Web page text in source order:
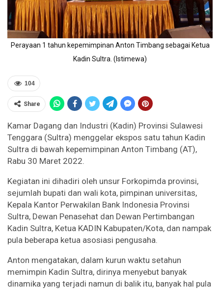
Perayaan 1 tahun kepemimpinan Anton Timbang sebagai Ketua
Kadin Sultra. (Istimewa)
104
Share
Kamar Dagang dan Industri (Kadin) Provinsi Sulawesi
Tenggara (Sultra) menggelar ekspos satu tahun Kadin
Sultra di bawah kepemimpinan Anton Timbang (AT),
Rabu 30 Maret 2022.
Kegiatan ini dihadiri oleh unsur Forkopimda provinsi,
sejumlah bupati dan wali kota, pimpinan universitas,
Kepala Kantor Perwakilan Bank Indonesia Provinsi
Sultra, Dewan Penasehat dan Dewan Pertimbangan
Kadin Sultra, Ketua KADIN Kabupaten/Kota, dan nampak
pula beberapa ketua asosiasi pengusaha.
Anton mengatakan, dalam kurun waktu setahun
memimpin Kadin Sultra, dirinya menyebut banyak
dinamika yang terjadi namun di balik itu, banyak hal pula